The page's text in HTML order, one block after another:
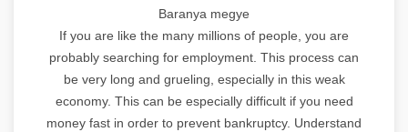
Baranya megye
If you are like the many millions of people, you are
probably searching for employment. This process can
be very long and grueling, especially in this weak
economy. This can be especially difficult if you need
money fast in order to prevent bankruptcy. Understand